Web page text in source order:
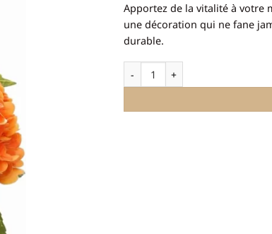
quantité de Bouquet de 3
Apportez de la vitalité à votre
une décoration qui ne fane
durable.